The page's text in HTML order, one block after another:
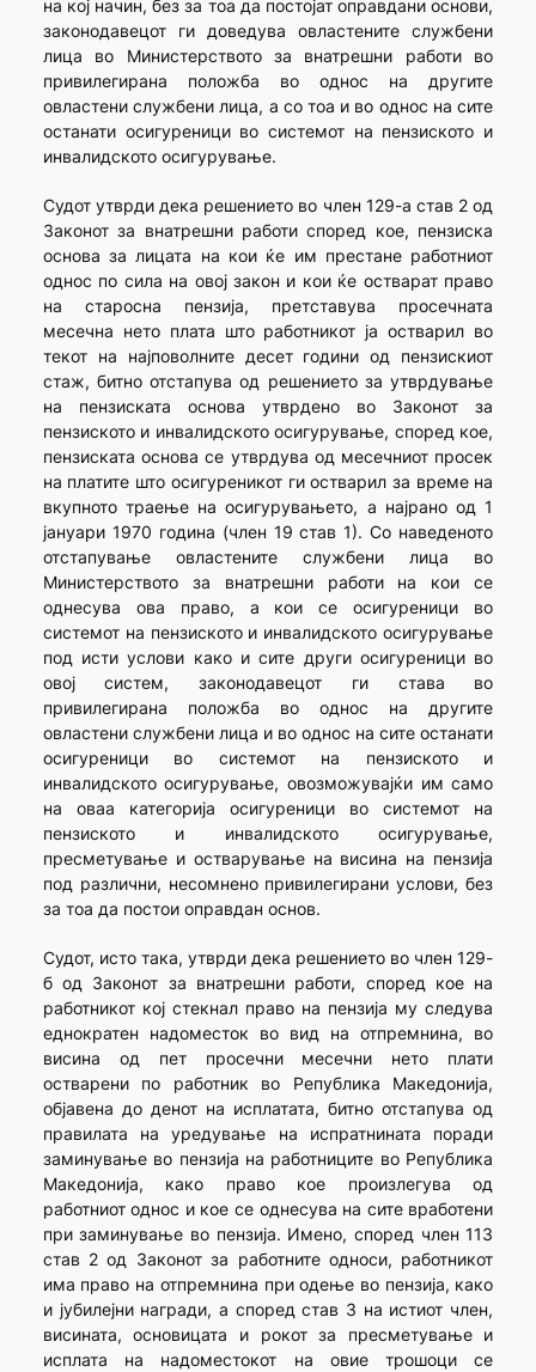
на кој начин, без за тоа да постојат оправдани основи,
законодавецот ги доведува овластените службени
лица во Министерството за внатрешни работи во
привилегирана положба во однос на другите
овластени службени лица, а со тоа и во однос на сите
останати осигуреници во системот на пензиското и
инвалидското осигурување.
Судот утврди дека решението во член 129-а став 2 од
Законот за внатрешни работи според кое, пензиска
основа за лицата на кои ќе им престане работниот
однос по сила на овој закон и кои ќе остварат право
на старосна пензија, претставува просечната
месечна нето плата што работникот ја остварил во
текот на најповолните десет години од пензискиот
стаж, битно отстапува од решението за утврдување
на пензиската основа утврдено во Законот за
пензиското и инвалидското осигурување, според кое,
пензиската основа се утврдува од месечниот просек
на платите што осигуреникот ги остварил за време на
вкупното траење на осигурувањето, а најрано од 1
јануари 1970 година (член 19 став 1). Со наведеното
отстапување овластените службени лица во
Министерството за внатрешни работи на кои се
однесува ова право, а кои се осигуреници во
системот на пензиското и инвалидското осигурување
под исти услови како и сите други осигуреници во
овој систем, законодавецот ги става во
привилегирана положба во однос на другите
овластени службени лица и во однос на сите останати
осигуреници во системот на пензиското и
инвалидското осигурување, овозможувајќи им само
на оваа категорија осигуреници во системот на
пензиското и инвалидското осигурување,
пресметување и остварување на висина на пензија
под различни, несомнено привилегирани услови, без
за тоа да постои оправдан основ.
Судот, исто така, утврди дека решението во член 129-
б од Законот за внатрешни работи, според кое на
работникот кој стекнал право на пензија му следува
еднократен надоместок во вид на отпремнина, во
висина од пет просечни месечни нето плати
остварени по работник во Република Македонија,
објавена до денот на исплатата, битно отстапува од
правилата на уредување на испратнината поради
заминување во пензија на работниците во Република
Македонија, како право кое произлегува од
работниот однос и кое се однесува на сите вработени
при заминување во пензија. Имено, според член 113
став 2 од Законот за работните односи, работникот
има право на отпремнина при одење во пензија, како
и јубилејни награди, а според став 3 на истиот член,
висината, основицата и рокот за пресметување и
исплата на надоместокот на овие трошоци се